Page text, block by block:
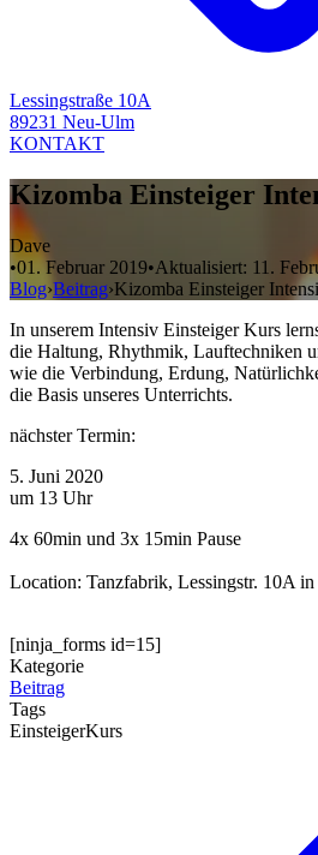
Lessingstraße 10A
89231 Neu-Ulm
KONTAKT
Kizomba Einsteiger
Dave
•01. Februar 2019•Aktualisiert: 11.
Blog›Beitrag›Kizomba Einsteiger
In unserem Intensiv Einsteiger Kurs
die Haltung, Rhythmik, Lauftechniken
wie die Verbindung, Erdung,
die Basis unseres Unterrichts.
nächster Termin:
5. Juni 2020
um 13 Uhr
4x 60min und 3x 15min Pause
Location: Tanzfabrik, Lessingstr. 10A
[ninja_forms id=15]
Kategorie
Beitrag
Tags
EinsteigerKurs